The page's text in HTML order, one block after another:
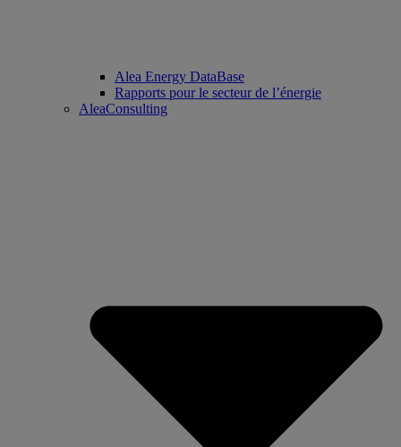
Alea Energy DataBase
Rapports pour le secteur de l’énergie
AleaConsulting